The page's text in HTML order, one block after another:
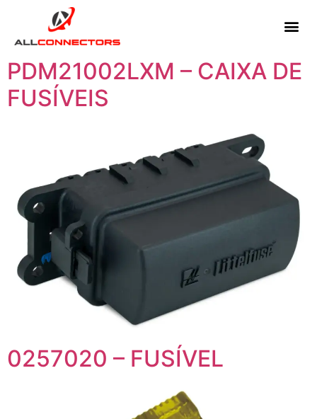
PDM21002LXM – CAIXA DE
FUSÍVEIS
0257020 – FUSÍVEL